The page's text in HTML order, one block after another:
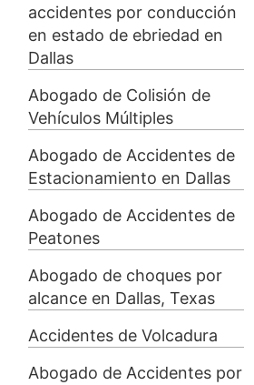
accidentes por conducción
en estado de ebriedad en
Dallas
Abogado de Colisión de
Vehículos Múltiples
Abogado de Accidentes de
Estacionamiento en Dallas
Abogado de Accidentes de
Peatones
Abogado de choques por
alcance en Dallas, Texas
Accidentes de Volcadura
Abogado de Accidentes por